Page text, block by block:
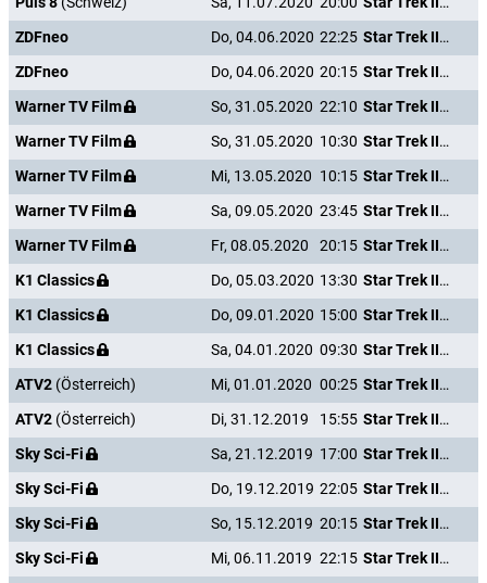
ZDFneo
Do, 04.06.2020 22:25
Star Trek III - Auf der Suche nach Mr. Spock
ZDFneo
Do, 04.06.2020 20:15
Star Trek III - Auf der Suche nach Mr. Spock
Warner TV Film
So, 31.05.2020 22:10
Star Trek III - Auf der Suche nach Mr. Spock
Warner TV Film
So, 31.05.2020 10:30
Star Trek III - Auf der Suche nach Mr. Spock
Warner TV Film
Mi, 13.05.2020 10:15
Star Trek III - Auf der Suche nach Mr. Spock
Warner TV Film
Sa, 09.05.2020 23:45
Star Trek III - Auf der Suche nach Mr. Spock
Warner TV Film
Fr, 08.05.2020 20:15
Star Trek III - Auf der Suche nach Mr. Spock
K1 Classics
Do, 05.03.2020 13:30
Star Trek III - Auf der Suche nach Mr. Spock
K1 Classics
Do, 09.01.2020 15:00
Star Trek III - Auf der Suche nach Mr. Spock
K1 Classics
Sa, 04.01.2020 09:30
Star Trek III - Auf der Suche nach Mr. Spock
ATV2 (Österreich) Mi, 01.01.2020 00:25
Star Trek III - Auf der Suche nach Mr. Spock
ATV2 (Österreich) Di, 31.12.2019 15:55
Star Trek III - Auf der Suche nach Mr. Spock
Sky Sci-Fi
Sa, 21.12.2019 17:00
Star Trek III - Auf der Suche nach Mr. Spock
Sky Sci-Fi
Do, 19.12.2019 22:05
Star Trek III - Auf der Suche nach Mr. Spock
Sky Sci-Fi
So, 15.12.2019 20:15
Star Trek III - Auf der Suche nach Mr. Spock
Sky Sci-Fi
Mi, 06.11.2019 22:15
Star Trek III - Auf der Suche nach Mr. Spock